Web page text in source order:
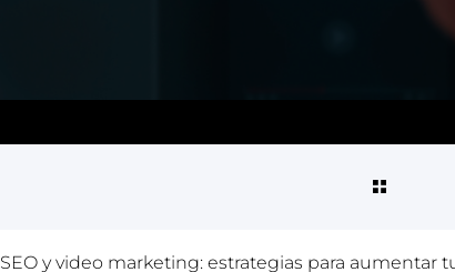
SEO y video marketing: estrategias para aumentar